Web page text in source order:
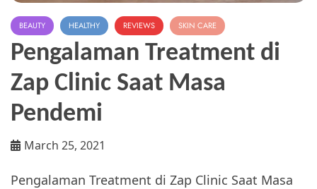
BEAUTY HEALTHY REVIEWS SKIN CARE
Pengalaman Treatment di
Zap Clinic Saat Masa
Pendemi
March 25, 2021
Pengalaman Treatment di Zap Clinic Saat Masa